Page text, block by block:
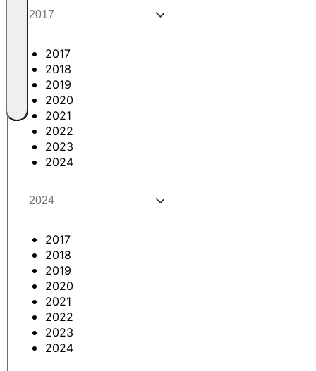
2017
2018
2019
2020
2021
2022
2023
2024
2017
2018
2019
2020
2021
2022
2023
2024